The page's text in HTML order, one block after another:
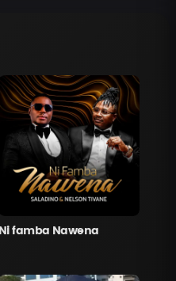
Ni famba Nawena